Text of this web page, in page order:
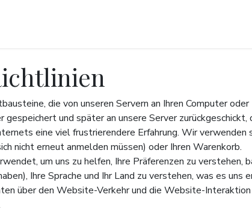
die von unseren Servern an Ihren Computer
gespeichert und später an unsere Server
eine viel frustrierendere Erfahrung. Wir
nicht erneut anmelden müssen) oder Ihren Warenkorb.
um uns zu helfen, Ihre Präferenzen zu
Ihre Sprache und Ihr Land zu verstehen, was es
über den Website-Verkehr und die Website-